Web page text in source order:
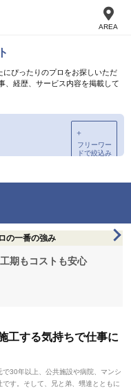
AREA
ぴったりのプロをお探しいただ
、経歴、サービス内容を掲載して
＋
フリーワー
ドで絞込み
の一番の強み
期もコストも安心
工する気持ちで仕事に
30年以上、公共施設や病院、マンシ
す。そして、兄と弟、甥達とともに